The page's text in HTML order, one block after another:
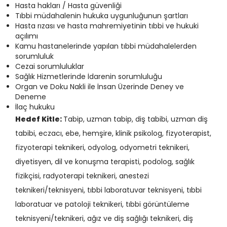
Hasta hakları / Hasta güvenliği
Tıbbi müdahalenin hukuka uygunluğunun şartları
Hasta rızası ve hasta mahremiyetinin tıbbi ve hukuki
açılımı
Kamu hastanelerinde yapılan tıbbi müdahalelerden
sorumluluk
Cezai sorumluluklar
Sağlık Hizmetlerinde İdarenin sorumluluğu
Organ ve Doku Nakli ile İnsan Üzerinde Deney ve
Deneme
İlaç hukuku
Hedef Kitle: Tabip, uzman tabip, diş tabibi, uzman diş
tabibi, eczacı, ebe, hemşire, klinik psikolog, fizyoterapist,
fizyoterapi teknikeri, odyolog, odyometri teknikeri,
diyetisyen, dil ve konuşma terapisti, podolog, sağlık
fizikçisi, radyoterapi teknikeri, anestezi
teknikeri/teknisyeni, tıbbi laboratuvar teknisyeni, tıbbi
laboratuar ve patoloji teknikeri, tıbbi görüntüleme
teknisyeni/teknikeri, ağız ve diş sağlığı teknikeri, diş